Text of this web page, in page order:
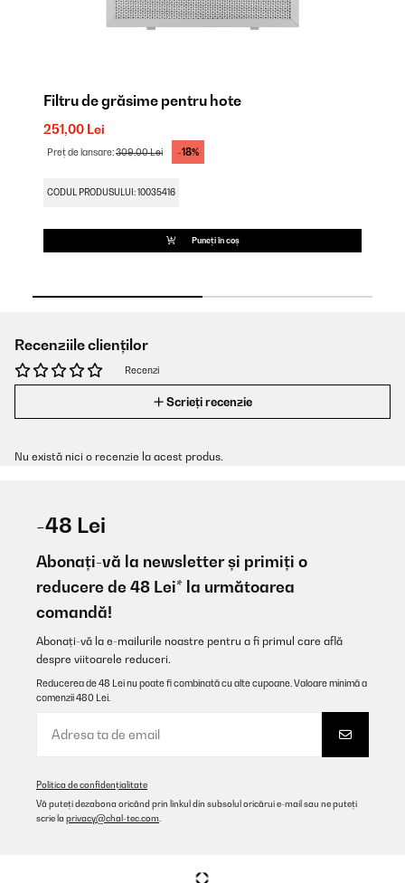
Filtru de grăsime pentru hote
251,00 Lei
Preț de lansare:309,00 Lei -18%
CODUL PRODUSULUI: 10035416
Puneți în coș
Recenziile clienților
Recenzi
Scrieți recenzie
Nu există nici o recenzie la acest produs.
-48 Lei
Abonați-vă la newsletter și primiți o
reducere de 48 Lei* la următoarea
comandă!
Abonați-vă la e-mailurile noastre pentru a fi primul care află
despre viitoarele reduceri.
Reducerea de 48 Lei nu poate fi combinată cu alte cupoane. Valoare minimă a
comenzii 480 Lei.
Politica de confidențialitate
Vă puteți dezabona oricând prin linkul din subsolul oricărui e-mail sau ne puteți
scrie la privacy@chal-tec.com